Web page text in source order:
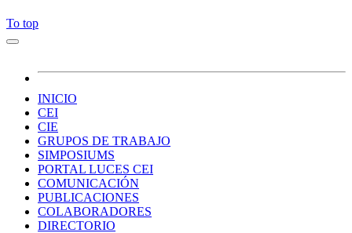
To top
INICIO
CEI
CIE
GRUPOS DE TRABAJO
SIMPOSIUMS
PORTAL LUCES CEI
COMUNICACIÓN
PUBLICACIONES
COLABORADORES
DIRECTORIO